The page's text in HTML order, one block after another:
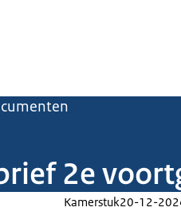
2e
Kamerstuk20-12-